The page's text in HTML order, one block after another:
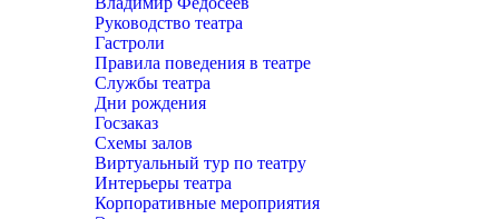
Руководство театра
Гастроли
Правила поведения в театре
Службы театра
Дни рождения
Госзаказ
Схемы залов
Виртуальный тур по театру
Интерьеры театра
Корпоративные мероприятия